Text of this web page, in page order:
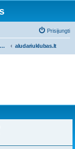
Prisijungti
reikalai aludariuklubas.lt